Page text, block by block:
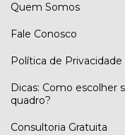
Quem Somos
Fale Conosco
Política de Privacidade
Dicas: Como escolher
quadro?
Consultoria Gratuita